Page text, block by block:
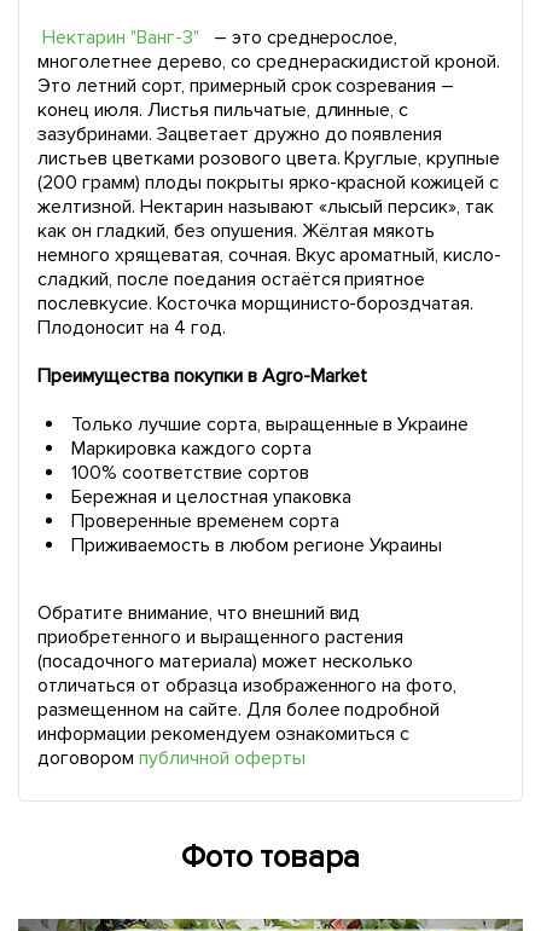
Нектарин "Ванг-3"
– это среднерослое,
многолетнее дерево, со среднераскидистой кроной.
Это летний сорт, примерный срок созревания –
конец июля. Листья пильчатые, длинные, с
зазубринами. Зацветает дружно до появления
листьев цветками розового цвета. Круглые, крупные
(200 грамм) плоды покрыты ярко-красной кожицей с
желтизной. Нектарин называют «лысый персик», так
как он гладкий, без опушения. Жёлтая мякоть
немного хрящеватая, сочная. Вкус ароматный, кисло-
сладкий, после поедания остаётся приятное
послевкусие. Косточка морщинисто-бороздчатая.
Плодоносит на 4 год.
Преимущества покупки в Agro-Market
Только лучшие сорта, выращенные в Украине
Маркировка каждого сорта
100% соответствие сортов
Бережная и целостная упаковка
Проверенные временем сорта
Приживаемость в любом регионе Украины
Обратите внимание, что внешний вид
приобретенного и выращенного растения
(посадочного материала) может несколько
отличаться от образца изображенного на фото,
размещенном на сайте. Для более подробной
информации рекомендуем ознакомиться с
договором публичной оферты
Фото товара